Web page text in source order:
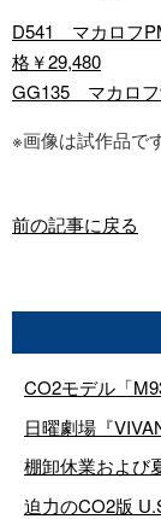
D541 マカロフ
格￥29,480
GG135 マカロ
※画像は試作品で
前の記事に戻る
CO2モデル「
日曜劇場『
棚卸休業および
迫力のCO2版